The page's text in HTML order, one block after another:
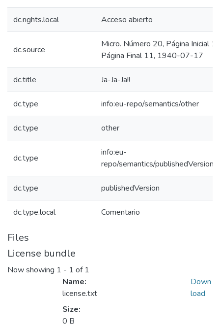
dc.rights.local Acceso abierto
dc.source
Micro. Número 20, Página Inicial
Página Final 11, 1940-07-17
dc.title Ja-Ja-Ja!!
dc.type info:eu-repo/semantics/other
dc.type other
dc.type
info:eu-
repo/semantics/publishedVersion
dc.type publishedVersion
dc.type.local Comentario
Files
License bundle
Now showing 1 - 1 of 1
Name:
license.txt
Size:
0 B
Down
load